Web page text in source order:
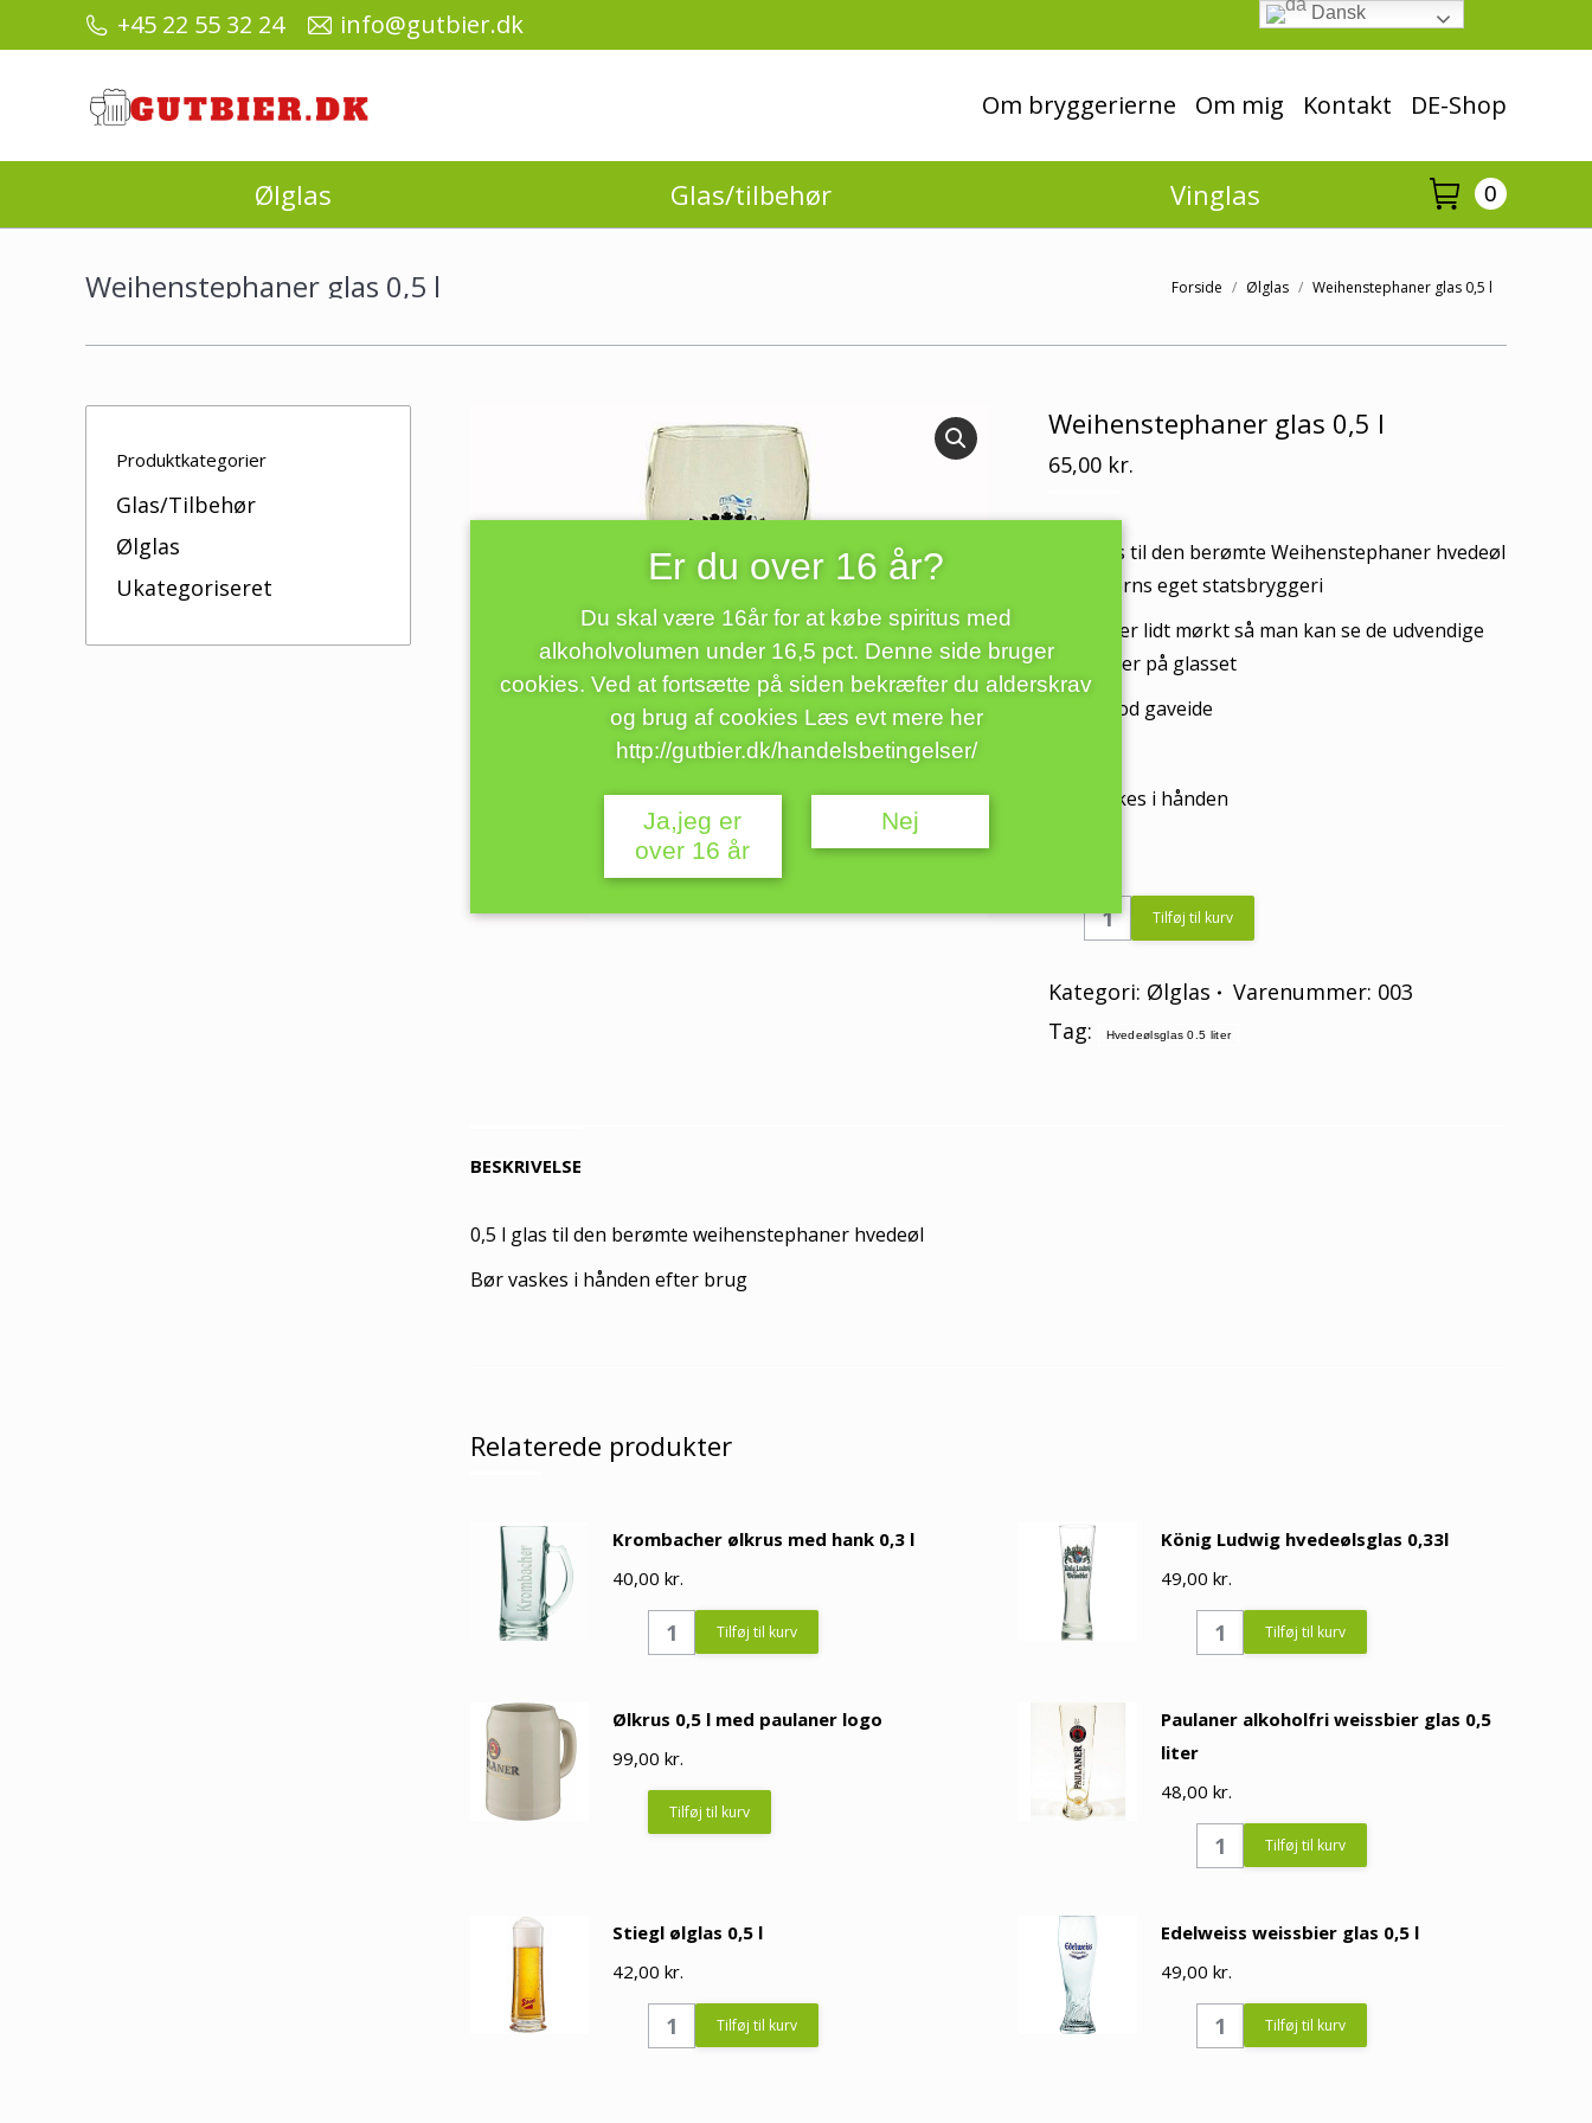
+45 22 55 32 24 info@gutbier.dk
Om bryggerierne Om mig Kontakt DE-Shop
Ølglas Glas/tilbehør Vinglas 0
Weihenstephaner glas 0,5 l Forside Ølglas Weihenstephaner glas 0,5 l
Weihenstephaner glas 0,5 l
65,00 kr.
0,5 l glas til den berømte Weihenstephaner hvedeøl
fra Bayerns eget statsbryggeri
Billedet er lidt mørkt så man kan se de udvendige
snoninger på glasset
Rigtig god gaveide
Bør vaskes i hånden
Weihenstephaner
glas
quantity
Tilføj til kurv
Kategori: Ølglas Varenummer: 003
Tag:
Hvedeølsglas 0.5 liter
BESKRIVELSE
0,5 l glas til den berømte weihenstephaner hvedeøl
Bør vaskes i hånden efter brug
Relaterede produkter
Krombacher ølkrus med hank 0,3 l
40,00 kr.
Krombacher
ølkrus
hank
0,3
l
quantity
Tilføj til kurv
König Ludwig hvedeølsglas 0,33l
49,00 kr.
König
Ludwig
0,33l
quantity
Tilføj til kurv
Ølkrus 0,5 l med paulaner logo
99,00 kr.
Tilføj til kurv
Paulaner alkoholfri weissbier glas 0,5
liter
48,00 kr.
Paulaner
alkoholfri
glas
0,5
liter
quantity
Tilføj til kurv
Stiegl ølglas 0,5 l
42,00 kr.
Stiegl
ølglas
Tilføj til kurv
Edelweiss weissbier glas 0,5 l
49,00 kr.
Edelweiss
weissbier
Tilføj til kurv
Produktkategorier
Glas/Tilbehør
Ølglas
Ukategoriseret
Dansk
Er du over 16 år?
Du skal være 16år for at købe spiritus med
alkoholvolumen under 16,5 pct. Denne side bruger
cookies. Ved at fortsætte på siden bekræfter du alderskrav
og brug af cookies Læs evt mere her
http://gutbier.dk/handelsbetingelser/
Ja,jeg er
over 16 år
Nej